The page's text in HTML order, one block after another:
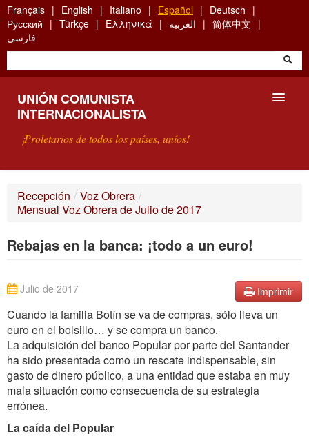
Skip
to
main
content
Français English Italiano Español
Deutsch
Русский
Türkçe Ελληνικά العربية
简体中文
فارسی
UNIÓN COMUNISTA
INTERNACIONALISTA
¡Proletarios de todos los países, uníos!
¿QUÉ ES LA UCI?
BÚSQUEDA
Recepción / Voz Obrera /
Mensual Voz Obrera de Julio de 2017
Rebajas en la banca: ¡todo a un euro!
Imprimir
Julio de 2017
Cuando la familia Botín se va de compras, sólo lleva un
euro en el bolsillo… y se compra un banco.
La adquisición del banco Popular por parte del Santander
ha sido presentada como un rescate indispensable, sin
gasto de dinero público, a una entidad que estaba en muy
mala situación como consecuencia de su estrategia
errónea.
La caída del Popular